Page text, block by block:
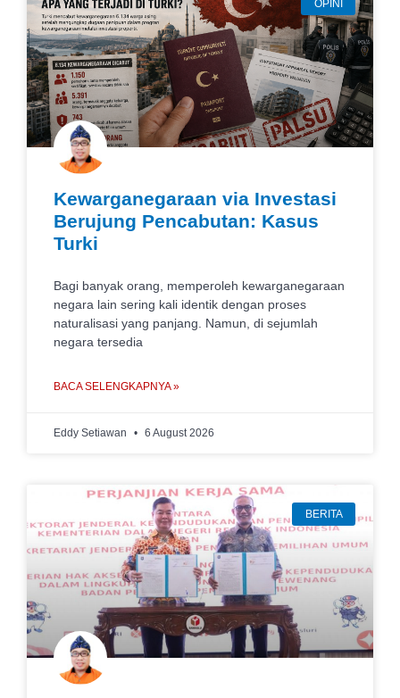
OPINI
Kewarganegaraan via Investasi
Berujung Pencabutan: Kasus
Turki
Bagi banyak orang, memperoleh kewarganegaraan
negara lain sering kali identik dengan proses
naturalisasi yang panjang. Namun, di sejumlah
negara tersedia
BACA SELENGKAPNYA »
Eddy Setiawan 6 August 2026
BERITA